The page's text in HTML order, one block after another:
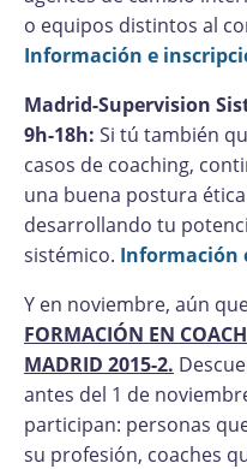
o equipos distintos al
Información e
Madrid-Supervision
9h-18h: Si tú también
casos de coaching,
una buena postura
desarrollando tu
sistémico. Información
Y en noviembre, aún
FORMACIÓN EN
MADRID 2015-2.
antes del 1 de
participan: personas
su profesión, coaches